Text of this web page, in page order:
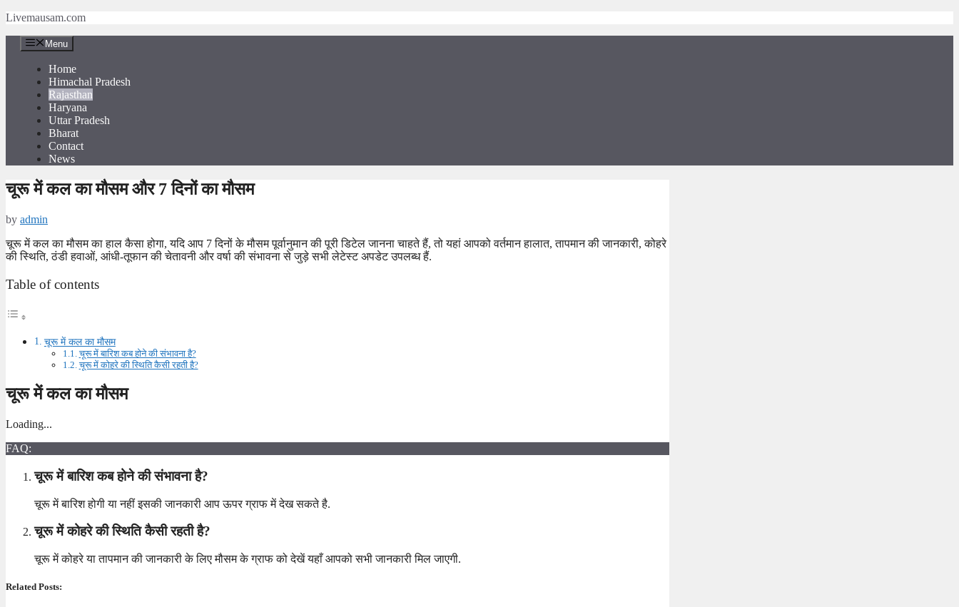
Skip
content
Livemausam.com
Menu
Home
Himachal Pradesh
Rajasthan
Haryana
Uttar Pradesh
Bharat
Contact
News
चूरू में कल का मौसम और 7 दिनों का मौसम
by admin
चूरू में कल का मौसम का हाल कैसा होगा, यदि आप 7 दिनों के मौसम पूर्वानुमान की पूरी डिटेल जानना चाहते हैं, तो यहां आपको वर्तमान हालात, तापमान की जानकारी, कोहरे
की स्थिति, ठंडी हवाओं, आंधी-तूफान की चेतावनी और वर्षा की संभावना से जुड़े सभी लेटेस्ट अपडेट उपलब्ध हैं.
Table of contents
चूरू में कल का मौसम
चूरू में बारिश कब होने की संभावना है?
चूरू में कोहरे की स्थिति कैसी रहती है?
चूरू में कल का मौसम
Loading...
FAQ:
चूरू में बारिश कब होने की संभावना है?
चूरू में बारिश होगी या नहीं इसकी जानकारी आप ऊपर ग्राफ में देख सकते है.
चूरू में कोहरे की स्थिति कैसी रहती है?
चूरू में कोहरे या तापमान की जानकारी के लिए मौसम के ग्राफ को देखें यहाँ आपको सभी जानकारी मिल जाएगी.
Related Posts: